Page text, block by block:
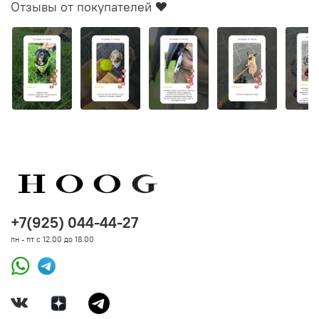
при возникновении гарантийной ситуации. Гарантия
распространяется на работу механизмов, целостность
строчки и другое состояние амуниции, исключая
естественный износ и механическое вмешательство.
Отзывы от покупателей ❤️
+7(925) 044-44-27
пн - пт с 12.00 до 18.00